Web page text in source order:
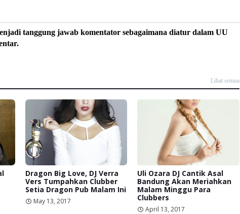
tanggung jawab komentator sebagaimana diatur dalam UU
Lihat semua
Dragon Big Love, DJ Verra
Vers Tumpahkan Clubber
Setia Dragon Pub Malam Ini
May 13, 2017
Uli Ozara DJ Cantik Asal
Bandung Akan Meriahkan
Malam Minggu Para
Clubbers
April 13, 2017